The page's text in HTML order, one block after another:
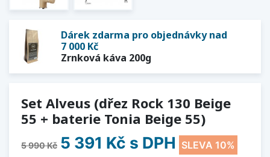
Dárek zdarma pro objednávky nad
7 000 Kč
Zrnková káva 200g
Set Alveus (dřez Rock 130 Beige
55 + baterie Tonia Beige 55)
5 990 Kč 5 391 Kč s DPH SLEVA 10%